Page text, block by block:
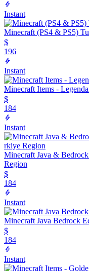
Instant
Minecraft (PS4 & PS5)
$
196
Instant
Minecraft Items -
$
184
Instant
Minecraft Java &
Region
$
184
Instant
Minecraft Java Bedrock
$
184
Instant